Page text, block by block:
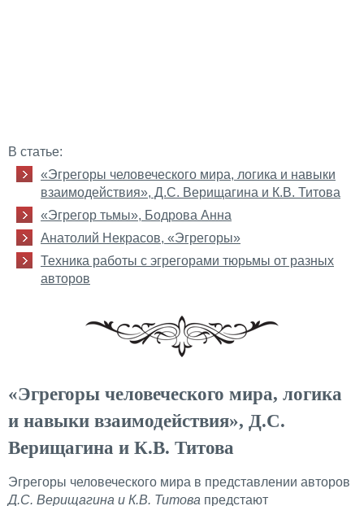
В статье:
«Эгрегоры человеческого мира, логика и навыки
взаимодействия», Д.С. Верищагина и К.В. Титова
«Эгрегор тьмы», Бодрова Анна
Анатолий Некрасов, «Эгрегоры»
Техника работы с эгрегорами тюрьмы от разных
авторов
«Эгрегоры человеческого мира, логика
и навыки взаимодействия», Д.С.
Верищагина и К.В. Титова
Эгрегоры человеческого мира в представлении авторов
Д.С. Верищагина и К.В. Титова предстают